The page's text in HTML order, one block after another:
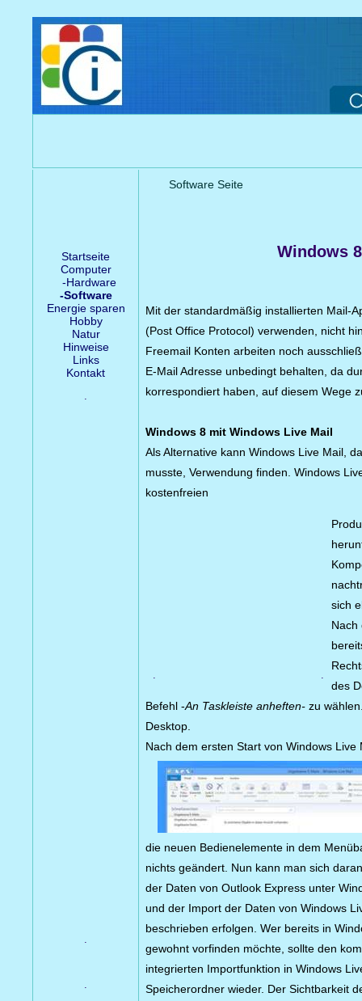
Startseite
Computer
-Hardware
-Software
Energie sparen
Hobby
Natur
Hinweise
Links
Kontakt
.
.
.
Software Seite
Windows
Mit der standardmäßig installierten Mail-
(Post Office Protocol) verwenden, nicht
Freemail Konten arbeiten noch
E-Mail Adresse unbedingt behalten, da
korrespondiert haben, auf diesem Wege
Windows 8 mit Windows Live Mail
Als Alternative kann Windows Live Mail,
musste, Verwendung finden. Windows
kostenfreien
sich
Nach
des
Befehl -An Taskleiste anheften- zu
Desktop.
Nach dem ersten Start von Windows
die neuen Bedienelemente in dem
nichts geändert. Nun kann man sich
der Daten von Outlook Express unter
und der Import der Daten von Windows
beschrieben erfolgen. Wer bereits in
gewohnt vorfinden möchte, sollte den
integrierten Importfunktion in Windows
Speicherordner wieder. Der Sichtbarkeit